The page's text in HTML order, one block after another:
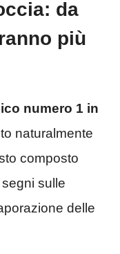
da
più
numero 1 in
naturalmente
composto
sulle
delle